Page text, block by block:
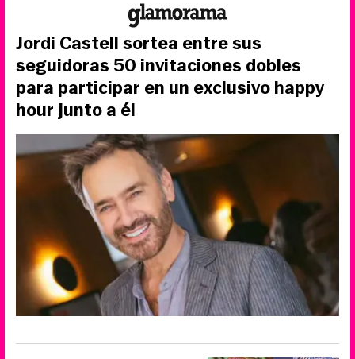
Jordi Castell sortea entre sus
seguidoras 50 invitaciones dobles
para participar en un exclusivo happy
hour junto a él